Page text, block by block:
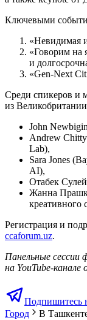
Ключевыми
«Невидимая
«Говорим на
и
«Gen-Next
Среди спикеров и
из
John
Andrew
Lab),
Sara Jones
AI),
Отабек
Жанна
креативного
Регистрация и
ccaforum.uz.
Панельные сессии
на YouTube-канале
Подпишитесь
Город
В